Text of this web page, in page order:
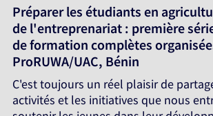
Préparer les étudiants en
de l'entreprenariat : première
de formation complètes
ProRUWA/UAC, Bénin
C'est toujours un réel plaisir de
activités et les initiatives que nous